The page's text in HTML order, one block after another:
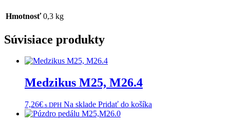
Hmotnosť 0,3 kg
Súvisiace produkty
Medzikus M25, M26.4
7,26€ s DPH Na sklade Pridať do košíka